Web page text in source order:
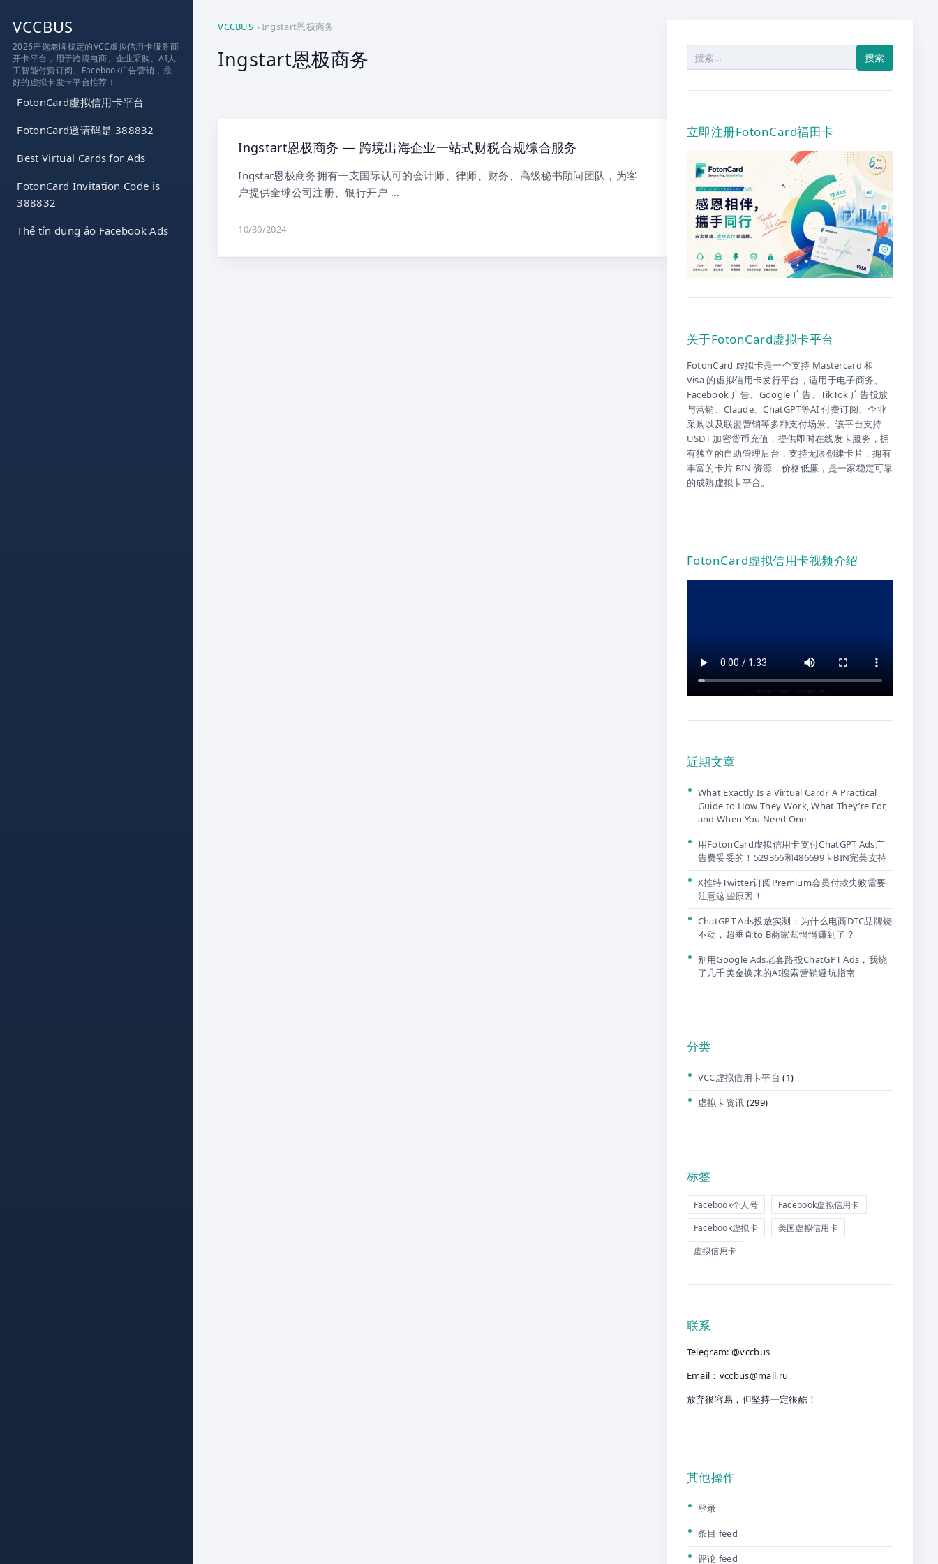
VCCBUS
2026严选老牌稳定的VCC虚拟信用卡服务商
开卡平台，用于跨境电商、企业采购、AI人
工智能付费订阅、Facebook广告营销，最
好的虚拟卡发卡平台推荐！
FotonCard虚拟信用卡平台
FotonCard邀请码是 388832
Best Virtual Cards for Ads
FotonCard Invitation Code is
388832
Thẻ tín dụng ảo Facebook Ads
VCCBUS ›Ingstart恩极商务
Ingstart恩极商务
Ingstart恩极商务 — 跨境出海企业一站式财税合规综合服务
Ingstar恩极商务拥有一支国际认可的会计师、律师、财务、高级秘书顾问团队，为客
户提供全球公司注册、银行开户 …
10/30/2024
索：
立即注册FotonCard福田卡
关于FotonCard虚拟卡平台
FotonCard 虚拟卡是一个支持 Mastercard 和
Visa 的虚拟信用卡发行平台，适用于电子商务、
Facebook 广告、Google 广告、TikTok 广告投放
与营销、Claude、ChatGPT等AI 付费订阅、企业
采购以及联盟营销等多种支付场景。该平台支持
USDT 加密货币充值，提供即时在线发卡服务，拥
有独立的自助管理后台，支持无限创建卡片，拥有
丰富的卡片 BIN 资源，价格低廉，是一家稳定可靠
的成熟虚拟卡平台。
FotonCard虚拟信用卡视频介绍
近期文章
What Exactly Is a Virtual Card? A Practical
Guide to How They Work, What They’re For,
and When You Need One
用FotonCard虚拟信用卡支付ChatGPT Ads广
告费妥妥的！529366和486699卡BIN完美支持
X推特Twitter订阅Premium会员付款失败需要
注意这些原因！
ChatGPT Ads投放实测：为什么电商DTC品牌烧
不动，超垂直to B商家却悄悄赚到了？
别用Google Ads老套路投ChatGPT Ads，我烧
了几千美金换来的AI搜索营销避坑指南
分类
VCC虚拟信用卡平台 (1)
虚拟卡资讯 (299)
标签
Facebook个人号
Facebook虚拟信用卡
Facebook虚拟卡
美国虚拟信用卡
虚拟信用卡
联系
Telegram: @vccbus
Email： vccbus@mail.ru
放弃很容易，但坚持一定很酷！
其他操作
登录
条目 feed
评论 feed